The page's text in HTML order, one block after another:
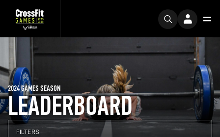
LEADERBOARD
2024 GAMES SEASON
FILTERS